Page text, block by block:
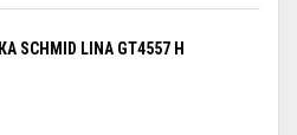
LINA GT4557 H